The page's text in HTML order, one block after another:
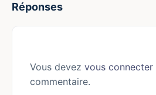
Réponses
Vous devez vous connecter
commentaire.